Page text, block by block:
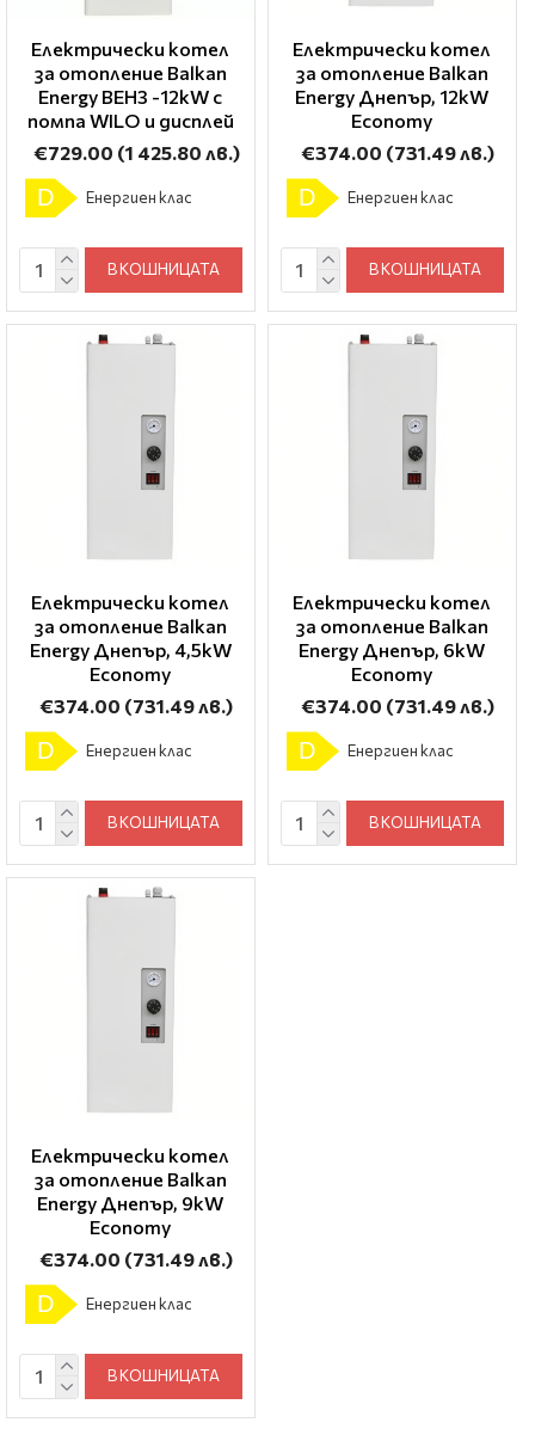
Електрически котел
за отопление Balkan
Energy BEH3 -12kW с
помпа WILO и дисплей
€729.00 (1 425.80 лв.)
D Енергиен клас
В КОШНИЦАТА
Електрически котел
за отопление Balkan
Energy Днепър, 12kW
Economy
€374.00 (731.49 лв.)
D Енергиен клас
В КОШНИЦАТА
Електрически котел
за отопление Balkan
Energy Днепър, 4,5kW
Economy
€374.00 (731.49 лв.)
D Енергиен клас
В КОШНИЦАТА
Електрически котел
за отопление Balkan
Energy Днепър, 6kW
Economy
€374.00 (731.49 лв.)
D Енергиен клас
В КОШНИЦАТА
Електрически котел
за отопление Balkan
Energy Днепър, 9kW
Economy
€374.00 (731.49 лв.)
D Енергиен клас
В КОШНИЦАТА